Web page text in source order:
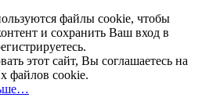
файлы cookie, чтобы
и сохранить Ваш вход в
этот сайт, Вы соглашаетесь на
файлов cookie.